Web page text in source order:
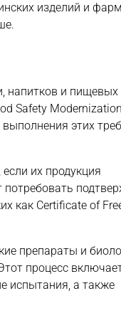
изделий и
напитков и пищевых
Safety
этих
их продукция
как Certificate of
препараты и
процесс
испытания, а также